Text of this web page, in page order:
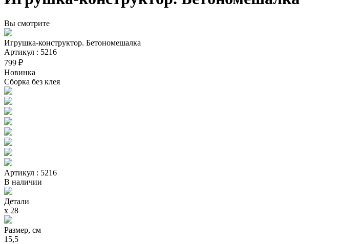
Вы смотрите
Игрушка-конструктор. Бетономешалка
Артикул : 5216
799 ₽
Новинка
Сборка без клея
Артикул : 5216
В наличии
Детали
х 28
Размер, см
15,5